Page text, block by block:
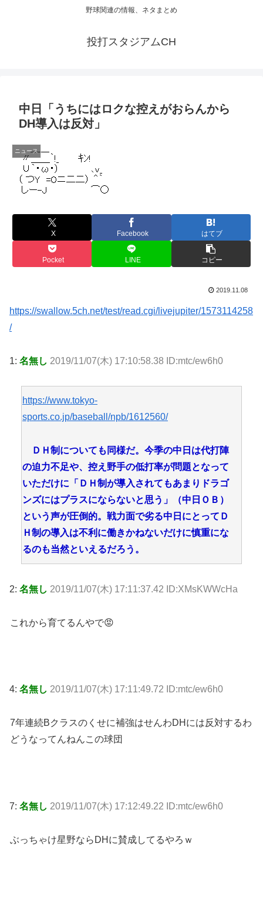
野球関連の情報、ネタまとめ
投打スタジアムCH
中日「うちにはロクな控えがおらんから
DH導入は反対」
ニュース
X Facebook はてブ
Pocket LINE コピー
2019.11.08
https://swallow.5ch.net/test/read.cgi/livejupiter/1573114258
/
1: 名無し 2019/11/07(木) 17:10:58.38 ID:mtc/ew6h0
https://www.tokyo-
sports.co.jp/baseball/npb/1612560/
ＤＨ制についても同様だ。今季の中日は代打陣
の迫力不足や、控え野手の低打率が問題となって
いただけに「ＤＨ制が導入されてもあまりドラゴ
ンズにはプラスにならないと思う」（中日ＯＢ）
という声が圧倒的。戦力面で劣る中日にとってＤ
Ｈ制の導入は不利に働きかねないだけに慎重にな
るのも当然といえるだろう。
2: 名無し 2019/11/07(木) 17:11:37.42 ID:XMsKWWcHa
これから育てるんやで😡
4: 名無し 2019/11/07(木) 17:11:49.72 ID:mtc/ew6h0
7年連続Bクラスのくせに補強はせんわDHには反対するわ
どうなってんねんこの球団
7: 名無し 2019/11/07(木) 17:12:49.22 ID:mtc/ew6h0
ぶっちゃけ星野ならDHに賛成してるやろｗ